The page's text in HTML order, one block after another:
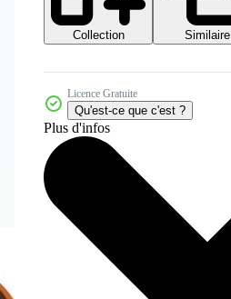
Collection
Similaire
Licence Gratuite
Qu'est-ce que c'est ?
Plus d'infos